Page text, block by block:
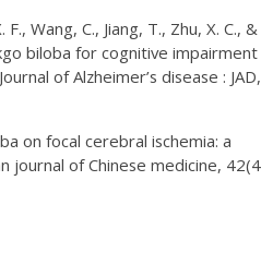
Wang, C., Jiang, T., Zhu, X. C., &
biloba for cognitive impairment
Journal of Alzheimer’s disease : JAD,
on focal cerebral ischemia: a
journal of Chinese medicine, 42